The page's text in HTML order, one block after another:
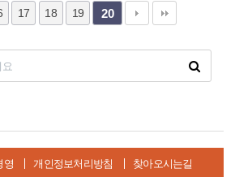
17 18 19 20
영 개인정보처리방침 찾아오시는길